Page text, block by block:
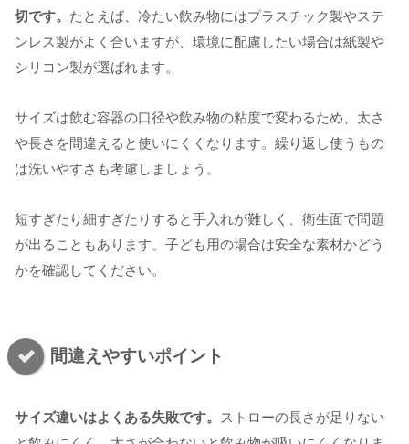
切です。 たとえば、冷たい飲み物にはプラスチック製やステ
ンレス製がよく合いますが、環境に配慮したい場合は紙製や
シリコン製が選ばれます。
サイズは飲む容器の口径や飲み物の粘度で変わるため、太さ
や長さを間違えると使いにくくなります。繰り返し使うもの
は洗いやすさも考慮しましょう。
短すぎたり細すぎたりすると手入れが難しく、衛生面で問題
が出ることもあります。子ども用の場合は安全な素材かどう
かを確認してください。
間違えやすいポイント
サイズ違いはよくある失敗です。
ストローの長さが足りない